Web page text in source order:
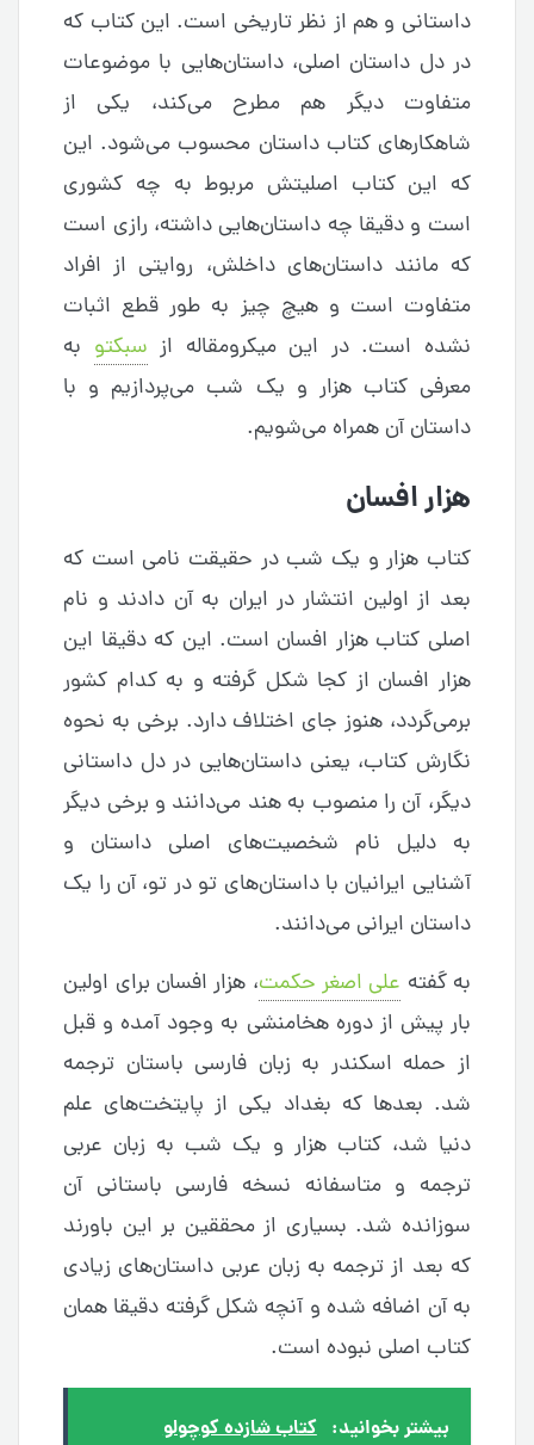
داستانی و هم از نظر تاریخی است. این کتاب که
در دل داستان اصلی، داستان‌هایی با موضوعات
متفاوت دیگر هم مطرح می‌کند، یکی از
شاهکارهای کتاب داستان محسوب می‌شود. این
که این کتاب اصلیتش مربوط به چه کشوری
است و دقیقا چه داستان‌هایی داشته، رازی است
که مانند داستان‌های داخلش، روایتی از افراد
متفاوت است و هیچ چیز به طور قطع اثبات
نشده است. در این میکرومقاله از سبکتو به
معرفی کتاب هزار و یک شب می‌پردازیم و با
داستان آن همراه می‌شویم.
هزار افسان
کتاب هزار و یک شب در حقیقت نامی است که
بعد از اولین انتشار در ایران به آن دادند و نام
اصلی کتاب هزار افسان است. این که دقیقا این
هزار افسان از کجا شکل گرفته و به کدام کشور
برمی‌گردد، هنوز جای اختلاف دارد. برخی به نحوه
نگارش کتاب، یعنی داستان‌هایی در دل داستانی
دیگر، آن را منصوب به هند می‌دانند و برخی دیگر
به دلیل نام شخصیت‌های اصلی داستان و
آشنایی ایرانیان با داستان‌های تو در تو، آن را یک
داستان ایرانی می‌دانند.
به گفته علی اصغر حکمت، هزار افسان برای اولین
بار پیش از دوره هخامنشی به وجود آمده و قبل
از حمله اسکندر به زبان فارسی باستان ترجمه
شد. بعدها که بغداد یکی از پایتخت‌های علم
دنیا شد، کتاب هزار و یک شب به زبان عربی
ترجمه و متاسفانه نسخه فارسی باستانی آن
سوزانده شد. بسیاری از محققین بر این باورند
که بعد از ترجمه به زبان عربی داستان‌های زیادی
به آن اضافه شده و آنچه شکل گرفته دقیقا همان
کتاب اصلی نبوده است.
بیشتر بخوانید: کتاب شازده کوچولو